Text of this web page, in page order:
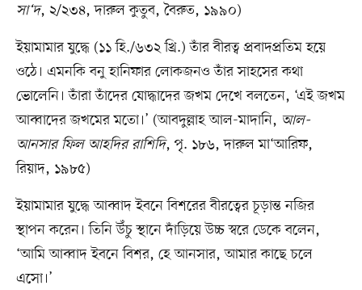
সা‘দ, ২/২৩৪, দারুল কুতুব, বৈরুত, ১৯৯০)
ইয়ামামার যুদ্ধে (১১ হি./৬৩২ খ্রি.) তাঁর বীরত্ব প্রবাদপ্রতিম হয়ে
ওঠে। এমনকি বনু হানিফার লোকজনও তাঁর সাহসের কথা
ভোলেনি। তাঁরা তাঁদের যোদ্ধাদের জখম দেখে বলতেন, ‘এই জখম
আব্বাদের জখমের মতো।’ (আবদুল্লাহ আল-মাদানি, আল-
আনসার ফিল আহদির রাশিদি, পৃ. ১৮৬, দারুল মা‘আরিফ,
রিয়াদ, ১৯৮৫)
ইয়ামামার যুদ্ধে আব্বাদ ইবনে বিশরের বীরত্বের চূড়ান্ত নজির
স্থাপন করেন। তিনি উঁচু স্থানে দাঁড়িয়ে উচ্চ স্বরে ডেকে বলেন,
‘আমি আব্বাদ ইবনে বিশর, হে আনসার, আমার কাছে চলে
এসো।’